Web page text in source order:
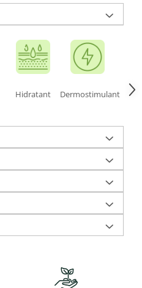
Hidratant Dermostimulant